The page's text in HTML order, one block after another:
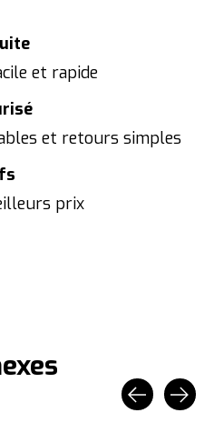
et rapide
et retours simples
prix